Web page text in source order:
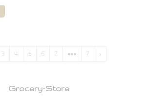
3 4 5 6 7 ••• 7 »
Grocery-Store